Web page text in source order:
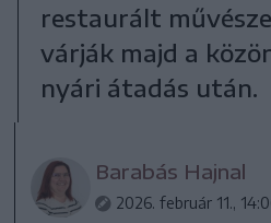
restaurált
várják majd a
nyári átadás után.
Barabás Hajnal
2026. február 11.,